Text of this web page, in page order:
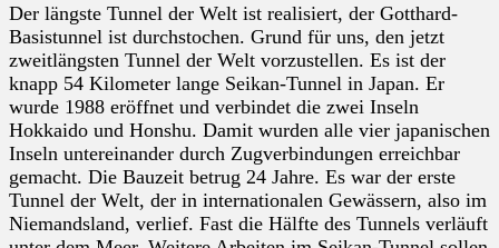
Der längste Tunnel der Welt ist realisiert, der Gotthard-
Basistunnel ist durchstochen. Grund für uns, den jetzt
zweitlängsten Tunnel der Welt vorzustellen. Es ist der
knapp 54 Kilometer lange Seikan-Tunnel in Japan. Er
wurde 1988 eröffnet und verbindet die zwei Inseln
Hokkaido und Honshu. Damit wurden alle vier japanischen
Inseln untereinander durch Zugverbindungen erreichbar
gemacht. Die Bauzeit betrug 24 Jahre. Es war der erste
Tunnel der Welt, der in internationalen Gewässern, also im
Niemandsland, verlief. Fast die Hälfte des Tunnels verläuft